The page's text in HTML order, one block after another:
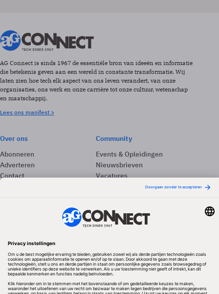
AG Connect is sinds 1967 de essentiële bron van ideeën en informatie
die betekenis geven aan een wereld in constante transformatie. Wij
laten zien hoe tech elk aspect van ons leven verandert, van onze
organisaties, ons werk en onze carrière tot onze cultuur, wetenschap
en maatschappij.
Lees ons manifest >
Over ons
Abonneren
Adverteren
Contact
Community
Events & Opleidingen
Nieuwsbrieven
Vacatures
Redactionele partner